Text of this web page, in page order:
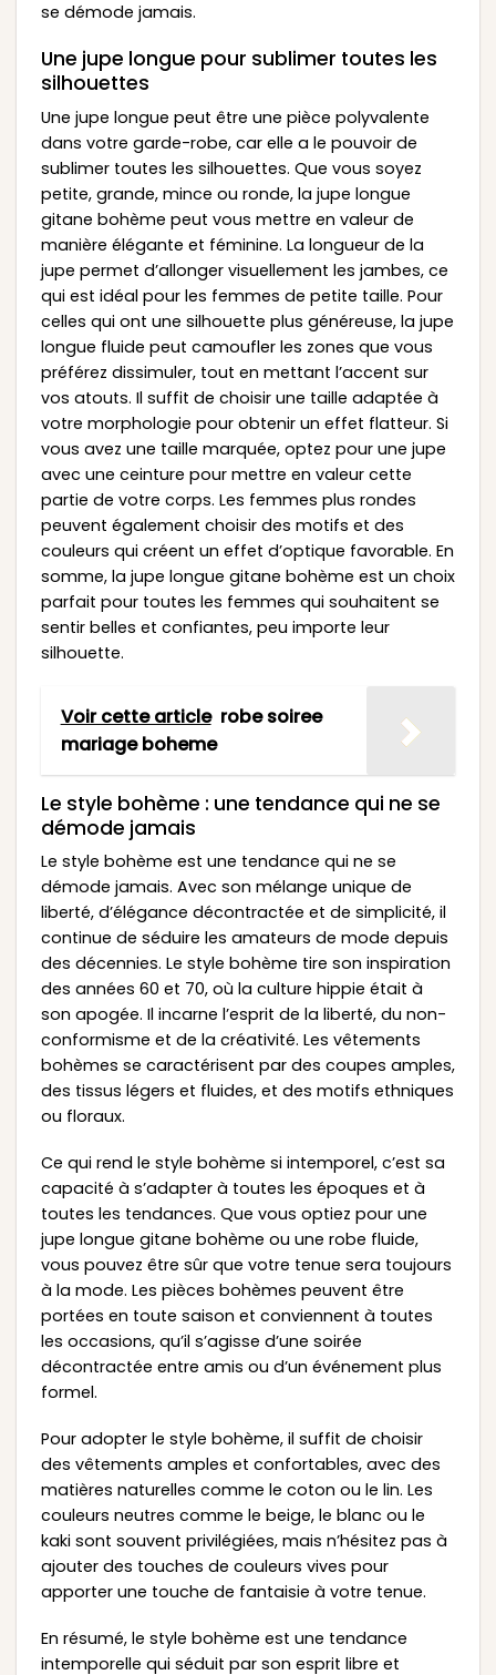
se démode jamais.
Une jupe longue pour sublimer toutes les
silhouettes
Une jupe longue peut être une pièce polyvalente
dans votre garde-robe, car elle a le pouvoir de
sublimer toutes les silhouettes. Que vous soyez
petite, grande, mince ou ronde, la jupe longue
gitane bohème peut vous mettre en valeur de
manière élégante et féminine. La longueur de la
jupe permet d’allonger visuellement les jambes, ce
qui est idéal pour les femmes de petite taille. Pour
celles qui ont une silhouette plus généreuse, la jupe
longue fluide peut camoufler les zones que vous
préférez dissimuler, tout en mettant l’accent sur
vos atouts. Il suffit de choisir une taille adaptée à
votre morphologie pour obtenir un effet flatteur. Si
vous avez une taille marquée, optez pour une jupe
avec une ceinture pour mettre en valeur cette
partie de votre corps. Les femmes plus rondes
peuvent également choisir des motifs et des
couleurs qui créent un effet d’optique favorable. En
somme, la jupe longue gitane bohème est un choix
parfait pour toutes les femmes qui souhaitent se
sentir belles et confiantes, peu importe leur
silhouette.
Voir cette article robe soiree
mariage boheme
Le style bohème : une tendance qui ne se
démode jamais
Le style bohème est une tendance qui ne se
démode jamais. Avec son mélange unique de
liberté, d’élégance décontractée et de simplicité, il
continue de séduire les amateurs de mode depuis
des décennies. Le style bohème tire son inspiration
des années 60 et 70, où la culture hippie était à
son apogée. Il incarne l’esprit de la liberté, du non-
conformisme et de la créativité. Les vêtements
bohèmes se caractérisent par des coupes amples,
des tissus légers et fluides, et des motifs ethniques
ou floraux.
Ce qui rend le style bohème si intemporel, c’est sa
capacité à s’adapter à toutes les époques et à
toutes les tendances. Que vous optiez pour une
jupe longue gitane bohème ou une robe fluide,
vous pouvez être sûr que votre tenue sera toujours
à la mode. Les pièces bohèmes peuvent être
portées en toute saison et conviennent à toutes
les occasions, qu’il s’agisse d’une soirée
décontractée entre amis ou d’un événement plus
formel.
Pour adopter le style bohème, il suffit de choisir
des vêtements amples et confortables, avec des
matières naturelles comme le coton ou le lin. Les
couleurs neutres comme le beige, le blanc ou le
kaki sont souvent privilégiées, mais n’hésitez pas à
ajouter des touches de couleurs vives pour
apporter une touche de fantaisie à votre tenue.
En résumé, le style bohème est une tendance
intemporelle qui séduit par son esprit libre et